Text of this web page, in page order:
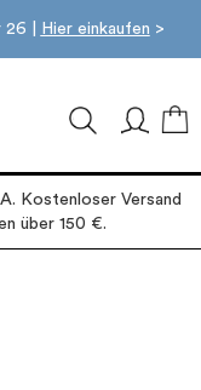
26 | Hier einkaufen >
Kostenloser Versand
über 150 €.